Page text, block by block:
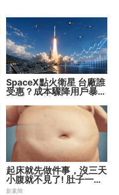
SpaceX點火衛星 台廠誰
受惠？成本驟降用戶暴增
起床就先做件事，沒三天
小腹就不見了! 肚子一天
天變小！
新素簡